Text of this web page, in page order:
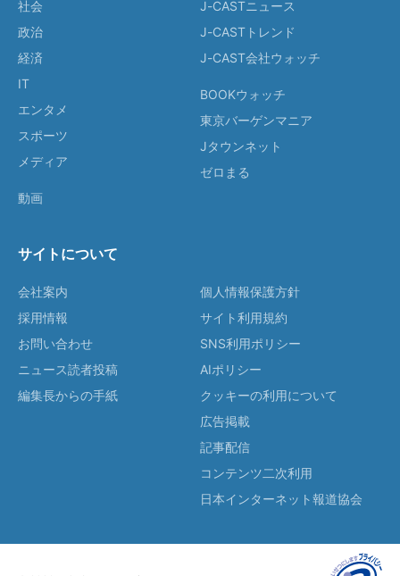
社会
政治
経済
IT
エンタメ
スポーツ
メディア
動画
J-CASTニュース
J-CASTトレンド
J-CAST会社ウォッチ
BOOKウォッチ
東京バーゲンマニア
Jタウンネット
ゼロまる
サイトについて
会社案内
採用情報
お問い合わせ
ニュース読者投稿
編集長からの手紙
個人情報保護方針
サイト利用規約
SNS利用ポリシー
AIポリシー
クッキーの利用について
広告掲載
記事配信
コンテンツ二次利用
日本インターネット報道協会